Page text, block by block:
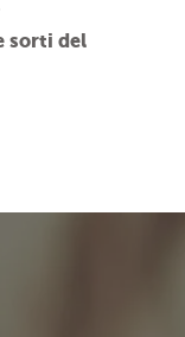
sorti del